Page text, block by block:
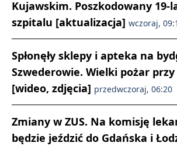
Kujawskim. Poszkodowany 19-
szpitalu [aktualizacja] wczoraj,
Spłonęły sklepy i apteka na
Szwederowie. Wielki pożar
[wideo, zdjęcia] przedwczoraj, 06:20
Zmiany w ZUS. Na komisję
będzie jeździć do Gdańska i